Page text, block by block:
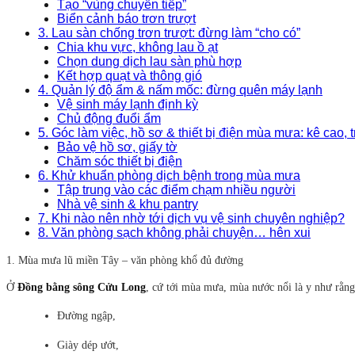
Tạo “vùng chuyển tiếp”
Biển cảnh báo trơn trượt
3. Lau sàn chống trơn trượt: đừng làm “cho có”
Chia khu vực, không lau ồ ạt
Chọn dung dịch lau sàn phù hợp
Kết hợp quạt và thông gió
4. Quản lý độ ẩm & nấm mốc: đừng quên máy lạnh
Vệ sinh máy lạnh định kỳ
Chủ động đuổi ẩm
5. Góc làm việc, hồ sơ & thiết bị điện mùa mưa: kê cao,
Bảo vệ hồ sơ, giấy tờ
Chăm sóc thiết bị điện
6. Khử khuẩn phòng dịch bệnh trong mùa mưa
Tập trung vào các điểm chạm nhiều người
Nhà vệ sinh & khu pantry
7. Khi nào nên nhờ tới dịch vụ vệ sinh chuyên nghiệp?
8. Văn phòng sạch không phải chuyện… hên xui
1. Mùa mưa lũ miền Tây – văn phòng khổ đủ đường
Ở Đồng bằng sông Cửu Long, cứ tới mùa mưa, mùa nước nổi là y như
Đường ngập,
Giày dép ướt,